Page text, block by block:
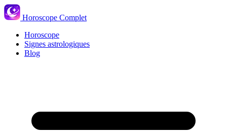
Horoscope Complet
Horoscope
Signes astrologiques
Blog